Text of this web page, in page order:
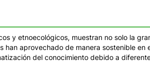
y etnoecológicos, muestran no solo la
han aprovechado de manera sostenible en
del conocimiento debido a